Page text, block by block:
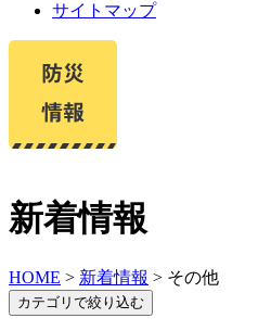
サイトマップ
新着情報
HOME > 新着情報 > その他
カテゴリで絞り込む